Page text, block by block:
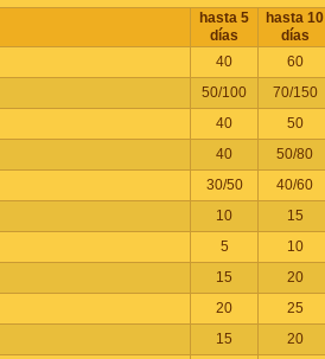
hasta 5
días
hasta 10
días
40 60
50/100 70/150
40 50
40 50/80
30/50 40/60
10 15
5 10
15 20
20 25
15 20